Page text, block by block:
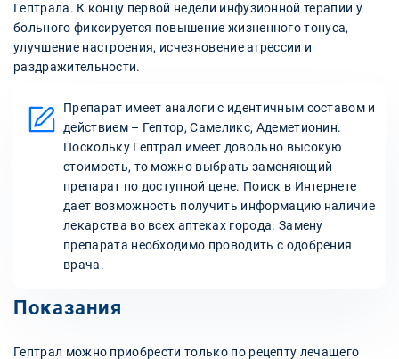
Гептрала. К концу первой недели инфузионной терапии у
больного фиксируется повышение жизненного тонуса,
улучшение настроения, исчезновение агрессии и
раздражительности.
Препарат имеет аналоги с идентичным составом и
действием – Гептор, Самеликс, Адеметионин.
Поскольку Гептрал имеет довольно высокую
стоимость, то можно выбрать заменяющий
препарат по доступной цене. Поиск в Интернете
дает возможность получить информацию наличие
лекарства во всех аптеках города. Замену
препарата необходимо проводить с одобрения
врача.
Показания
Гептрал можно приобрести только по рецепту лечащего